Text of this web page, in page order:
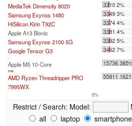
MediaTek Dimensity 8020
3310 2%
Samsung Exynos 1480
3349 3%
HiSilicon Kirin T92C
3374 4%
Apple A13 Bionic
3381 4%
Samsung Exynos 2100 5G
3392 5%
Google Tensor G3
3462 7%
...
Apple M5 10-Core 15736
max:
AMD Ryzen Threadripper PRO
7995WX
55811
0%
Restrict / Search: Model:
all
laptop smartphone